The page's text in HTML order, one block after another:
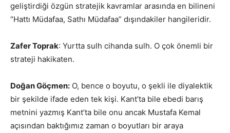
geliştirdiği özgün stratejik kavramlar arasında en bilineni
“Hattı Müdafaa, Sathı Müdafaa” dışındakiler hangileridir.
Zafer Toprak: Yurtta sulh cihanda sulh. O çok önemli bir
strateji hakikaten.
Doğan Göçmen: O, bence o boyutu, o şekli ile diyalektik
bir şekilde ifade eden tek kişi. Kant’ta bile ebedi barış
metnini yazmış Kant’ta bile onu ancak Mustafa Kemal
açısından baktığımız zaman o boyutları bir araya